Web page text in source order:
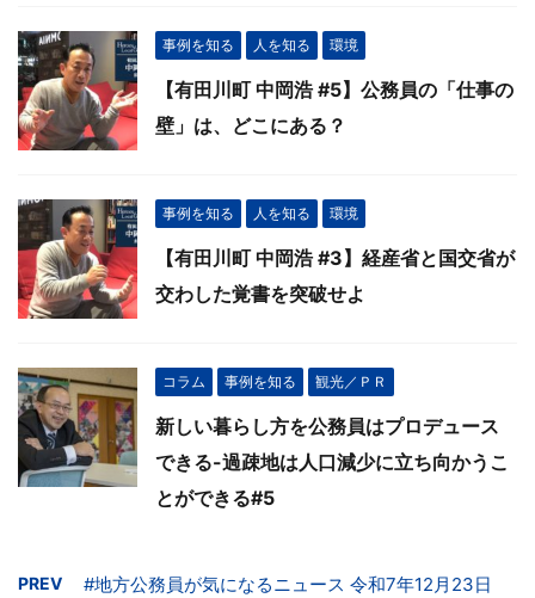
事例を知る 人を知る 環境
【有田川町 中岡浩 #5】公務員の「仕事の
壁」は、どこにある？
事例を知る 人を知る 環境
【有田川町 中岡浩 #3】経産省と国交省が
交わした覚書を突破せよ
コラム 事例を知る 観光／ＰＲ
新しい暮らし方を公務員はプロデュース
できる-過疎地は人口減少に立ち向かうこ
とができる#5
PREV
#地方公務員が気になるニュース 令和7年12月23日